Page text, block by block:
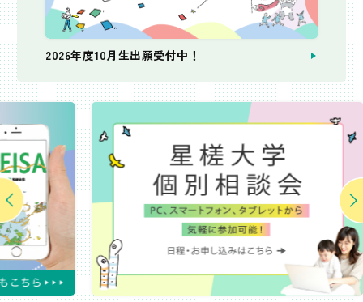
2026年度10月生出願受付中！